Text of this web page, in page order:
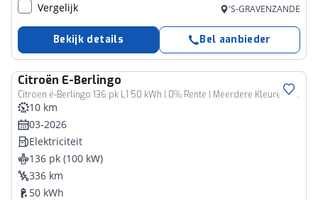
Vergelijk 'S-GRAVENZANDE
Bekijk details Bel aanbieder
Citroën E-Berlingo
Citroen ë-Berlingo 136 pk L1 50 kWh | 0% Rente | Meerdere Kleuren Leverbaar | Camera | Laadruimte Bescherming |
Bedrijfswagen
10 km
03-2026
Elektriciteit
136 pk (100 kW)
336 km
50 kWh